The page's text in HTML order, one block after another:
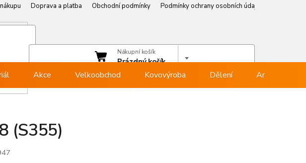
Doprava a platba Obchodní podmínky Podmínky ochrany osobních údajů
Přihlásit se
Nákupní košík
Prázdný košík
Akce Velkoobchod Kovovýroba Dělení Armovna
(S355)